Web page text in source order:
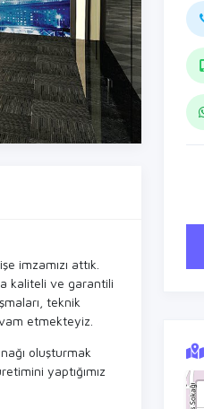
imzamızı attık.
kaliteli ve garantili
teknik
etmekteyiz.
oluşturmak
yaptığımız